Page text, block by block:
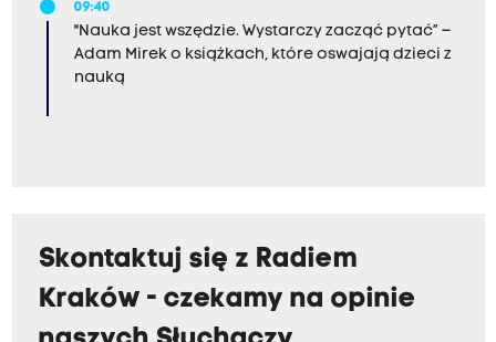
09:40
"Nauka jest wszędzie. Wystarczy zacząć pytać” –
Adam Mirek o książkach, które oswajają dzieci z
nauką
Skontaktuj się z Radiem
Kraków - czekamy na opinie